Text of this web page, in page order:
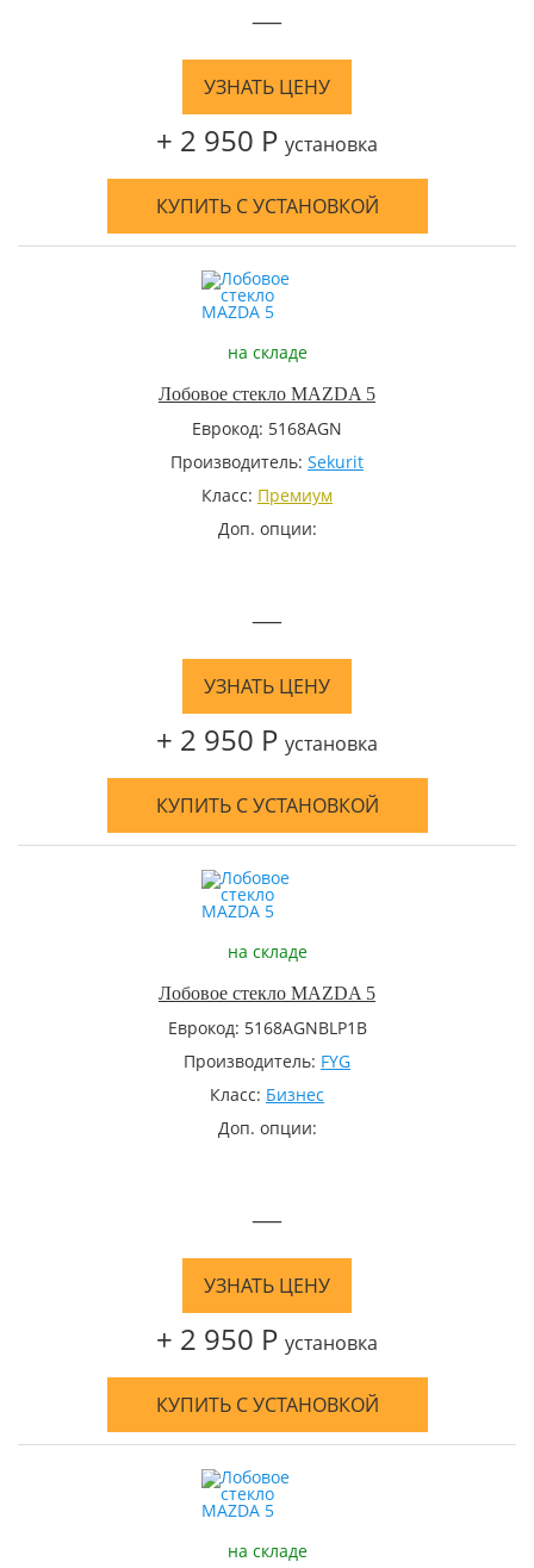
—
УЗНАТЬ ЦЕНУ
+ 2 950 Р установка
КУПИТЬ С УСТАНОВКОЙ
на складе
Лобовое стекло MAZDA 5
Еврокод: 5168AGN
Производитель: Sekurit
Класс: Премиум
Доп. опции:
—
УЗНАТЬ ЦЕНУ
+ 2 950 Р установка
КУПИТЬ С УСТАНОВКОЙ
на складе
Лобовое стекло MAZDA 5
Еврокод: 5168AGNBLP1B
Производитель: FYG
Класс: Бизнес
Доп. опции:
—
УЗНАТЬ ЦЕНУ
+ 2 950 Р установка
КУПИТЬ С УСТАНОВКОЙ
на складе